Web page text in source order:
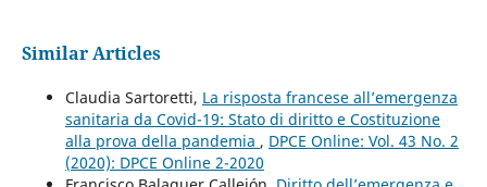
Similar Articles
Claudia Sartoretti, La risposta francese all’emergenza
sanitaria da Covid-19: Stato di diritto e Costituzione
alla prova della pandemia , DPCE Online: Vol. 43 No. 2
(2020): DPCE Online 2-2020